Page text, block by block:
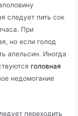
следует пить сок
При
но если голод
апельсин. Иногда
головная
недомогание
переходить